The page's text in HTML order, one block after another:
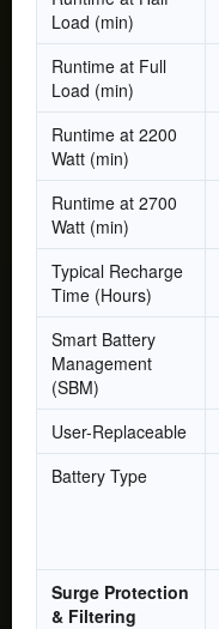
Load (min)
Runtime at Full
Load (min)
Runtime at 2200
Watt (min)
Runtime at 2700
Watt (min)
Typical Recharge
Time (Hours)
Smart Battery
Management
(SBM)
User-Replaceable
Battery Type
Surge Protection
& Filtering